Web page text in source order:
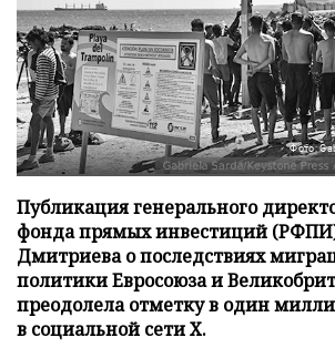
Фото:
Публикация генерального
фонда прямых инвестиций
Дмитриева о последствиях
политики Евросоюза и
преодолела отметку в один
в социальной сети X.